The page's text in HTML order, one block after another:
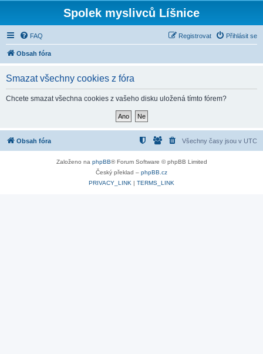
Spolek myslivců Líšnice
FAQ Přihlásit se
Registrovat
Obsah fóra
Smazat všechny cookies z fóra
Chcete smazat všechna cookies z vašeho disku uložená tímto fórem?
Obsah fóra Všechny časy jsou v UTC
Založeno na phpBB® Forum Software © phpBB Limited
Český překlad – phpBB.cz
PRIVACY_LINK | TERMS_LINK